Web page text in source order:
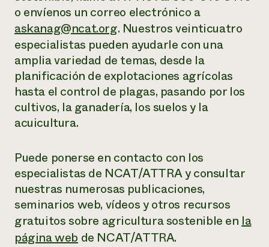
o envíenos un correo electrónico a
askanag@ncat.org. Nuestros veinticuatro
especialistas pueden ayudarle con una
amplia variedad de temas, desde la
planificación de explotaciones agrícolas
hasta el control de plagas, pasando por los
cultivos, la ganadería, los suelos y la
acuicultura.
Puede ponerse en contacto con los
especialistas de NCAT/ATTRA y consultar
nuestras numerosas publicaciones,
seminarios web, vídeos y otros recursos
gratuitos sobre agricultura sostenible enla
página web de NCAT/ATTRA.